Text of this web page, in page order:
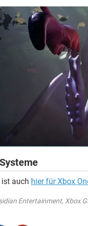
ist auch hier für Xbox
Entertainment, Xbox